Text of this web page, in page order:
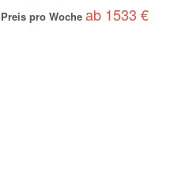
Preis pro Woche ab 1533 €